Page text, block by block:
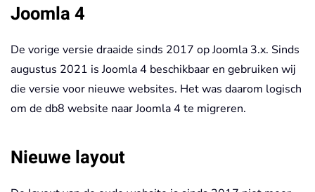
Joomla 4
De vorige versie draaide sinds 2017 op Joomla 3.x. Sinds
augustus 2021 is Joomla 4 beschikbaar en gebruiken wij
die versie voor nieuwe websites. Het was daarom logisch
om de db8 website naar Joomla 4 te migreren.
Nieuwe layout